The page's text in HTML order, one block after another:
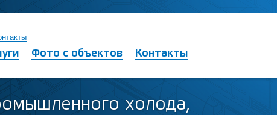
Фото с объектов Контакты
холода,